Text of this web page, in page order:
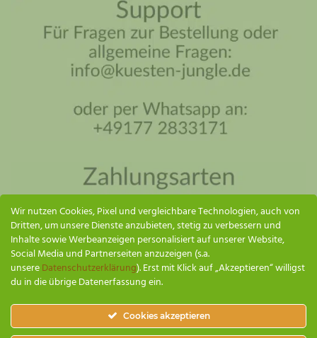
Wir nutzen Cookies, Pixel und vergleichbare Technologien, auch von
Dritten, um unsere Dienste anzubieten, stetig zu verbessern und
Inhalte sowie Werbeanzeigen personalisiert auf unserer Website,
Social Media und Partnerseiten anzuzeigen (s.a.
unsereDatenschutzerklärung). Erst mit Klick auf „Akzeptieren“ willigst
du in die übrige Datenerfassung ein.
Cookies akzeptieren
Küsten Jungle Assistent
SENDEN